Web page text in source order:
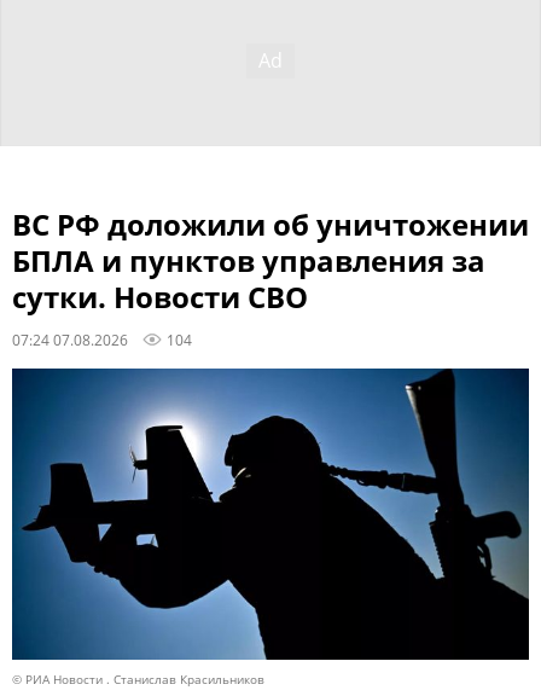
ВС РФ доложили об уничтожении
БПЛА и пунктов управления за
сутки. Новости СВО
07:24 07.08.2026 104
© РИА Новости . Станислав Красильников